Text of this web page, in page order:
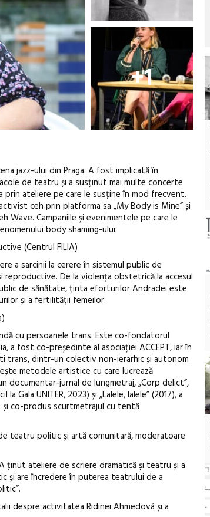
+1
jazz-ului din Praga. A fost implicată în
de teatru și a susținut mai multe concerte
prin ateliere pe care le susține în mod frecvent.
ceh prin platforma sa „My Body is Mine” și
Wave. Campaniile și evenimentele pe care le
body shaming-ului.
(Centrul FILIA)
a sarcinii la cerere în sistemul public de
De la violența obstetrică la accesul
de sănătate, ținta eforturilor Andradei este
și a fertilității femeilor.
cu persoanele trans. Este co-fondatorul
a fost co-președinte al asociației ACCEPT, iar în
trans, dintr-un colectiv non-ierarhic și autonom
metodele artistice cu care lucrează
documentar-jurnal de lungmetraj, „Corp delict”,
UNITER, 2023) și „Lalele, lalele” (2017), a
și co-produs scurtmetrajul cu tentă
teatru politic și artă comunitară, moderatoare
ateliere de scriere dramatică și teatru și a
și are încredere în puterea teatrului de a
despre activitatea Ridinei Ahmedová și a